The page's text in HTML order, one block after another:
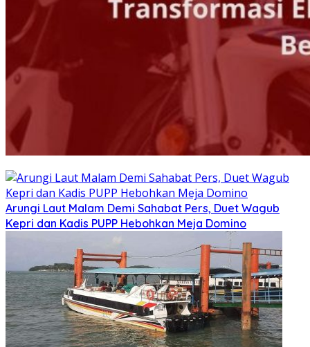
Arungi Laut Malam Demi Sahabat Pers, Duet Wagub
Kepri dan Kadis PUPP Hebohkan Meja Domino